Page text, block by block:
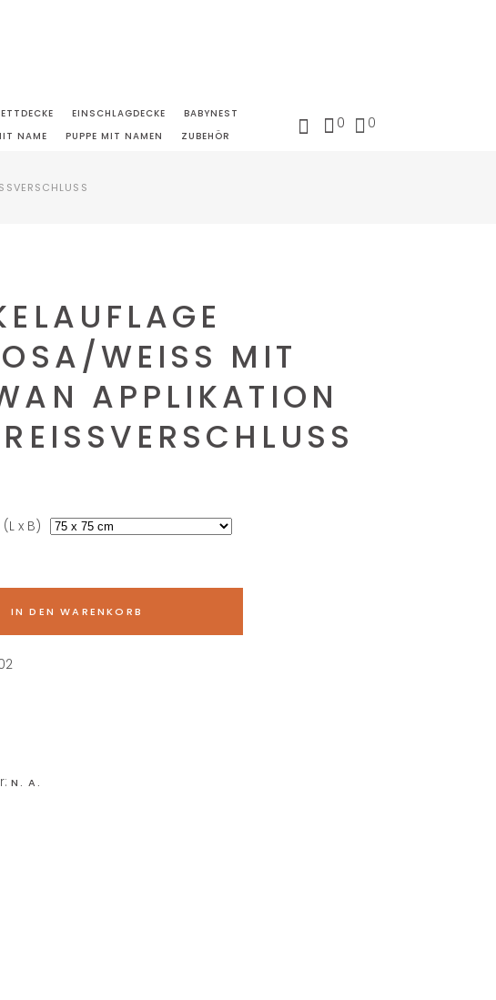
EINSCHLAGDECKE
BABYNEST
NAME PUPPE MIT NAMEN
ZUBEHÖR
0 0
WEISS MIT S
APPLIKATION U
x B)
IN DEN WARENKORB
N. A.